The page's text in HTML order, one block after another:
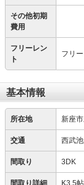
その他初期
費用
フリーレン
ト
フリ
基本情報
所在地 新座
交通 西武
間取り 3DK
間取り詳細 K3.5